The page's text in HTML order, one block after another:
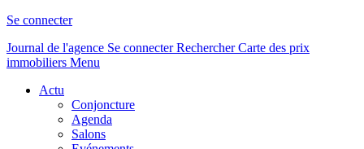
Se connecter
Journal de l'agence Se connecterRechercher Carte des prix
immobiliers Menu
Actu
Conjoncture
Agenda
Salons